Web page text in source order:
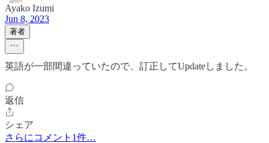
Ayako Izumi
Jun 8, 2023
著者
英語が一部間違っていたので、訂正してUpdateしました。
返信
シェア
さらにコメント1件…